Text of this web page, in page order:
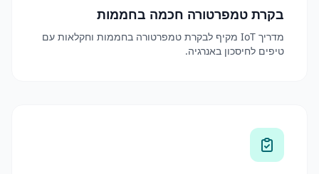
בקרת טמפרטורה חכמה בחממות
מדריך IoT מקיף לבקרת טמפרטורה בחממות וחקלאות עם
טיפים לחיסכון באנרגיה.